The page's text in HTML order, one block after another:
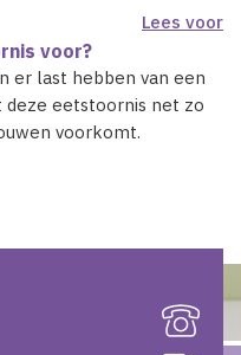
Lees voor
voor?
er last hebben van een
deze eetstoornis net zo
voorkomt.